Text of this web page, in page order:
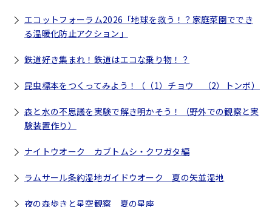
エコットフォーラム2026「地球を救う！？家庭菜園ででき
る温暖化防止アクション」
鉄道好き集まれ！鉄道はエコな乗り物！？
昆虫標本をつくってみよう！（（1）チョウ （2）トンボ）
森と水の不思議を実験で解き明かそう！（野外での観察と実
験装置作り）
ナイトウオーク カブトムシ・クワガタ編
ラムサール条約湿地ガイドウオーク 夏の矢並湿地
夜の森歩きと星空観察 夏の星座